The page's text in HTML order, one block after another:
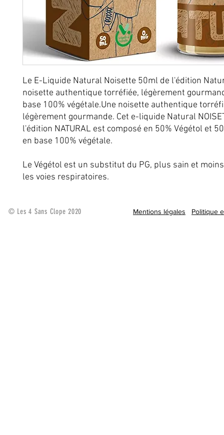
Le E-Liquide Natural Noisette 50ml de l'édition
noisette authentique torréfiée, légèrement
base 100% végétale.Une noisette authentique
légèrement gourmande. Cet e-liquide Natural
l'édition NATURAL est composé en 50% Végétol et
en base 100% végétale.
Le Végétol est un substitut du PG, plus sain et
les voies respiratoires.
© Les 4 Sans Clope 2020 Mentions légales Politique